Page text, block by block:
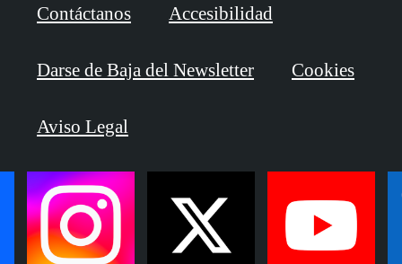
Contáctanos Accesibilidad
Darse de Baja del Newsletter Cookies
Aviso Legal